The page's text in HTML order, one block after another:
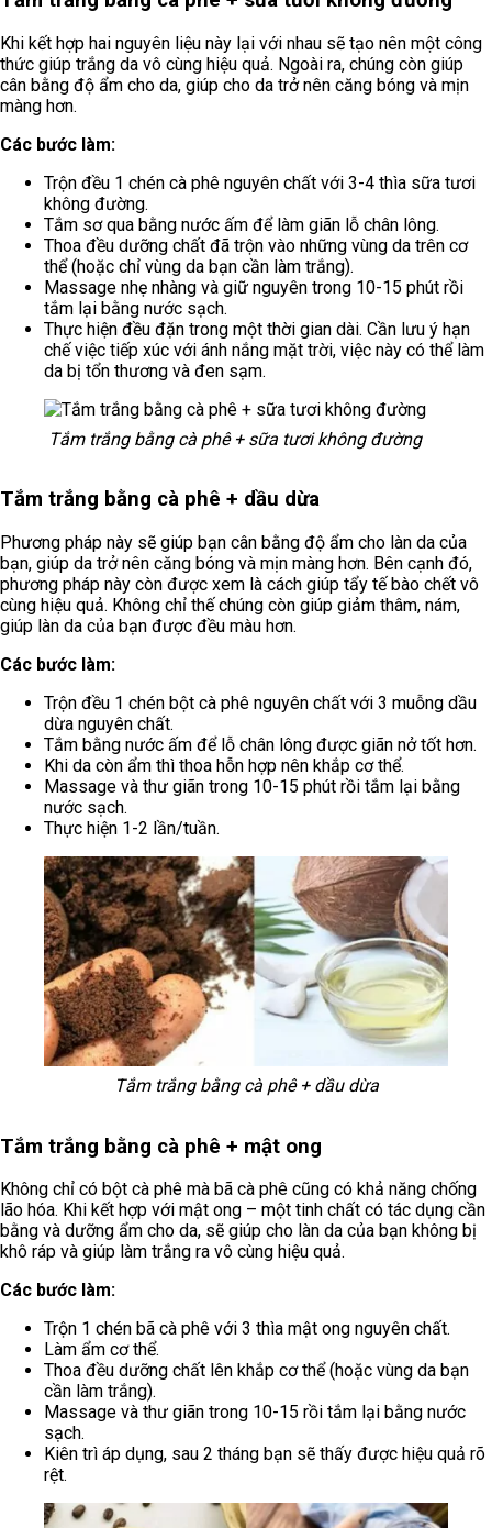
Khi kết hợp hai nguyên liệu này lại với nhau sẽ tạo nên một công
thức giúp trắng da vô cùng hiệu quả. Ngoài ra, chúng còn giúp
cân bằng độ ẩm cho da, giúp cho da trở nên căng bóng và mịn
màng hơn.
Các bước làm:
Trộn đều 1 chén cà phê nguyên chất với 3-4 thìa sữa tươi
không đường.
Tắm sơ qua bằng nước ấm để làm giãn lỗ chân lông.
Thoa đều dưỡng chất đã trộn vào những vùng da trên cơ
thể (hoặc chỉ vùng da bạn cần làm trắng).
Massage nhẹ nhàng và giữ nguyên trong 10-15 phút rồi
tắm lại bằng nước sạch.
Thực hiện đều đặn trong một thời gian dài. Cần lưu ý hạn
chế việc tiếp xúc với ánh nắng mặt trời, việc này có thể làm
da bị tổn thương và đen sạm.
Tắm trắng bằng cà phê + sữa tươi không đường
Tắm trắng bằng cà phê + dầu dừa
Phương pháp này sẽ giúp bạn cân bằng độ ẩm cho làn da của
bạn, giúp da trở nên căng bóng và mịn màng hơn. Bên cạnh đó,
phương pháp này còn được xem là cách giúp tẩy tế bào chết vô
cùng hiệu quả. Không chỉ thế chúng còn giúp giảm thâm, nám,
giúp làn da của bạn được đều màu hơn.
Các bước làm:
Trộn đều 1 chén bột cà phê nguyên chất với 3 muỗng dầu
dừa nguyên chất.
Tắm bằng nước ấm để lỗ chân lông được giãn nở tốt hơn.
Khi da còn ẩm thì thoa hỗn hợp nên khắp cơ thể.
Massage và thư giãn trong 10-15 phút rồi tắm lại bằng
nước sạch.
Thực hiện 1-2 lần/tuần.
Tắm trắng bằng cà phê + dầu dừa
Tắm trắng bằng cà phê + mật ong
Không chỉ có bột cà phê mà bã cà phê cũng có khả năng chống
lão hóa. Khi kết hợp với mật ong – một tinh chất có tác dụng cần
bằng và dưỡng ẩm cho da, sẽ giúp cho làn da của bạn không bị
khô ráp và giúp làm trắng ra vô cùng hiệu quả.
Các bước làm:
Trộn 1 chén bã cà phê với 3 thìa mật ong nguyên chất.
Làm ẩm cơ thể.
Thoa đều dưỡng chất lên khắp cơ thể (hoặc vùng da bạn
cần làm trắng).
Massage và thư giãn trong 10-15 rồi tắm lại bằng nước
sạch.
Kiên trì áp dụng, sau 2 tháng bạn sẽ thấy được hiệu quả rõ
rệt.